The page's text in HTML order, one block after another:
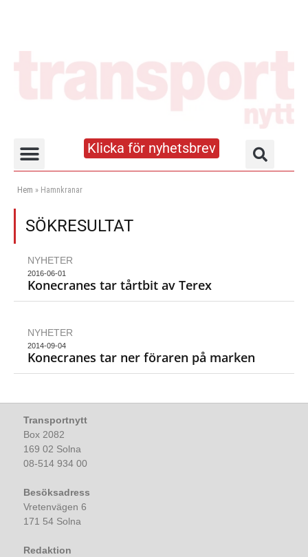
Klicka för nyhetsbrev
Hem » Hamnkranar
SÖKRESULTAT
NYHETER
2016-06-01
Konecranes tar tårtbit av Terex
NYHETER
2014-09-04
Konecranes tar ner föraren på marken
Transportnytt
Box 2082
169 02 Solna
08-514 934 00
Besöksadress
Vretenvägen 6
171 54 Solna
Redaktion